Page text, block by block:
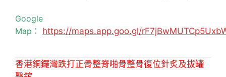
Google
Map： https://maps.app.goo.gl/
香港銅鑼灣跌打正骨整脊啪骨整骨復位針炙及拔罐